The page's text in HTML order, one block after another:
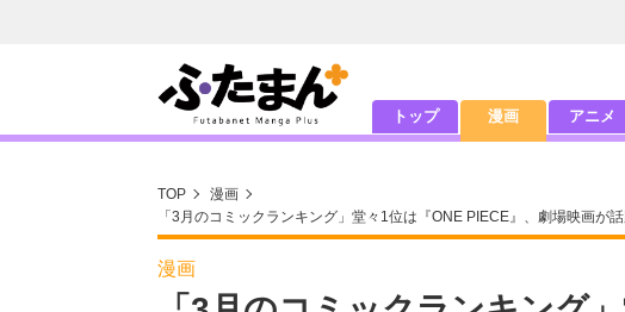
トップ 漫画 アニメ
TOP
漫画
「3月のコミックランキング」堂々1位は『ONE PIECE』、劇場映画が
漫画